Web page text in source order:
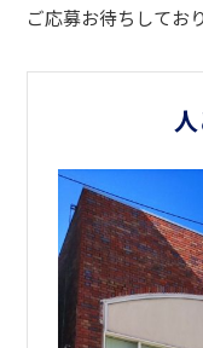
ご応募お待ちしてお